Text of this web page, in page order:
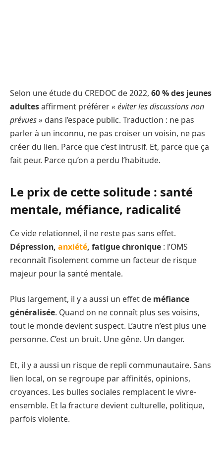
Selon une étude du CREDOC de 2022, 60 % des jeunes
adultesaffirment préférer« éviter les discussions non
prévues » dans l’espace public. Traduction : ne pas
parler à un inconnu, ne pas croiser un voisin, ne pas
créer du lien. Parce que c’est intrusif. Et, parce que ça
fait peur. Parce qu’on a perdu l’habitude.
Le prix de cette solitude : santé
mentale, méfiance, radicalité
Ce vide relationnel, il ne reste pas sans effet.
Dépression, anxiété, fatigue chronique : l’OMS
reconnaît l’isolement comme un facteur de risque
majeur pour la santé mentale.
Plus largement, il y a aussi un effet de méfiance
généralisée. Quand on ne connaît plus ses voisins,
tout le monde devient suspect. L’autre n’est plus une
personne. C’est un bruit. Une gêne. Un danger.
Et, il y a aussi un risque de repli communautaire. Sans
lien local, on se regroupe par affinités, opinions,
croyances. Les bulles sociales remplacent le vivre-
ensemble. Et la fracture devient culturelle, politique,
parfois violente.